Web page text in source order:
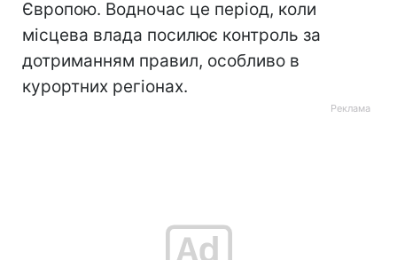
Європою. Водночас це період, коли
місцева влада посилює контроль за
дотриманням правил, особливо в
курортних регіонах.